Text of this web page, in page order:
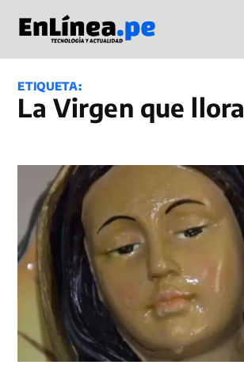
contenido
en Línea
ETIQUETA:
La Virgen que llora